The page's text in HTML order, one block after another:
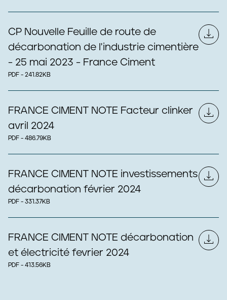
CP Nouvelle Feuille de route de
décarbonation de l'industrie cimentière
- 25 mai 2023 - France Ciment
PDF - 241.82KB
FRANCE CIMENT NOTE Facteur clinker
avril 2024
PDF - 486.79KB
FRANCE CIMENT NOTE investissements
décarbonation février 2024
PDF - 331.37KB
FRANCE CIMENT NOTE décarbonation
et électricité fevrier 2024
PDF - 413.56KB